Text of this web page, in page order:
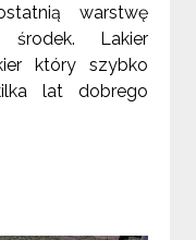
warstwę
środek. Lakier
który szybko
lat dobrego